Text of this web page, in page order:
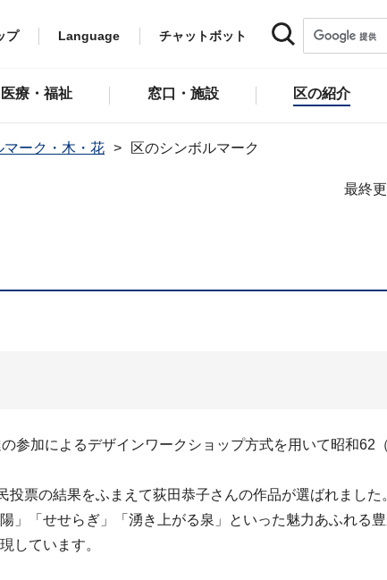
プ Language チャットボット
療・福祉 窓口・施設 区の紹介
マーク・木・花 区のシンボルマーク
最終
参加によるデザインワークショップ方式を用いて昭和62
票の結果をふまえて荻田恭子さんの作品が選ばれました
」「せせらぎ」「湧き上がる泉」といった魅力あふれる
しています。